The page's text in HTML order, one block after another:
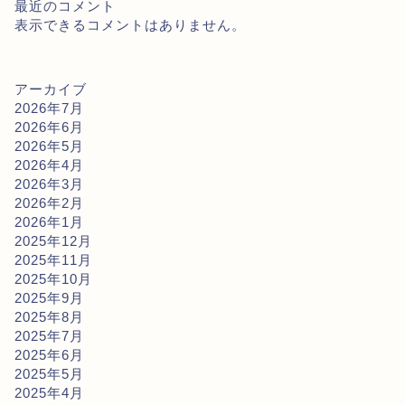
最近のコメント
表示できるコメントはありません。
アーカイブ
2026年7月
2026年6月
2026年5月
2026年4月
2026年3月
2026年2月
2026年1月
2025年12月
2025年11月
2025年10月
2025年9月
2025年8月
2025年7月
2025年6月
2025年5月
2025年4月